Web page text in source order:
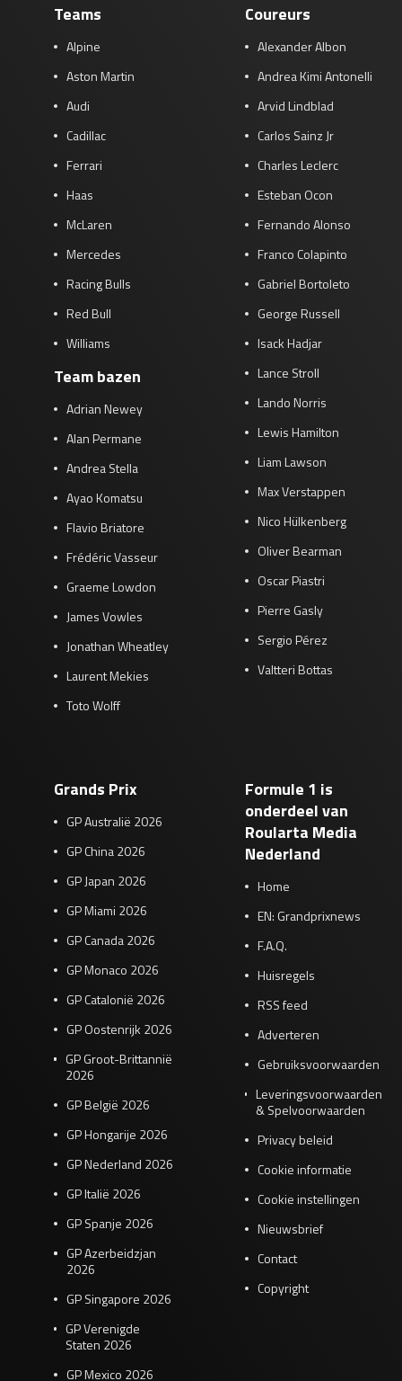
Teams
Alpine
Aston Martin
Audi
Cadillac
Ferrari
Haas
McLaren
Mercedes
Racing Bulls
Red Bull
Williams
Team bazen
Adrian Newey
Alan Permane
Andrea Stella
Ayao Komatsu
Flavio Briatore
Frédéric Vasseur
Graeme Lowdon
James Vowles
Jonathan Wheatley
Laurent Mekies
Toto Wolff
Coureurs
Alexander Albon
Andrea Kimi Antonelli
Arvid Lindblad
Carlos Sainz Jr
Charles Leclerc
Esteban Ocon
Fernando Alonso
Franco Colapinto
Gabriel Bortoleto
George Russell
Isack Hadjar
Lance Stroll
Lando Norris
Lewis Hamilton
Liam Lawson
Max Verstappen
Nico Hülkenberg
Oliver Bearman
Oscar Piastri
Pierre Gasly
Sergio Pérez
Valtteri Bottas
Grands Prix
GP Australië 2026
GP China 2026
GP Japan 2026
GP Miami 2026
GP Canada 2026
GP Monaco 2026
GP Catalonië 2026
GP Oostenrijk 2026
GP Groot-Brittannië
2026
GP België 2026
GP Hongarije 2026
GP Nederland 2026
GP Italië 2026
GP Spanje 2026
GP Azerbeidzjan
2026
GP Singapore 2026
GP Verenigde
Staten 2026
GP Mexico 2026
Formule 1 is
onderdeel van
Roularta Media
Nederland
Home
EN: Grandprixnews
F.A.Q.
Huisregels
RSS feed
Adverteren
Gebruiksvoorwaarden
Leveringsvoorwaarden
& Spelvoorwaarden
Privacy beleid
Cookie informatie
Cookie instellingen
Nieuwsbrief
Contact
Copyright